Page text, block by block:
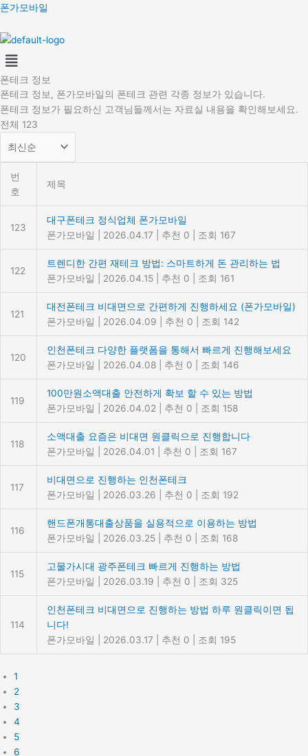
콘
츠
로
건
너
뛰
기
폰가모바일
Menu
폰테크 정보
폰테크 정보, 폰가모바일의 폰테크 관련 각종 정보가 있습니다.
폰테크 정보가 필요하신 고객님들께서는 자료실 내용을 확인해보세요.
전체 123
번
호
제목
123
대구폰테크 정식업체 폰가모바일
폰가모바일
2026.04.17 추천 0 조회 167
122
트렌디한 간편 재테크 방법: 스마트하게 돈 관리하는 법
폰가모바일
2026.04.15 추천 0 조회 161
121
대전폰테크 비대면으로 간편하게 진행하세요 (폰가모바일)
폰가모바일
2026.04.09 추천 0 조회 142
120
인천폰테크 다양한 플랫폼을 통해서 빠르게 진행해보세요
폰가모바일
2026.04.08 추천 0 조회 146
119
100만원소액대출 안전하게 확보 할 수 있는 방법
폰가모바일
2026.04.02 추천 0 조회 158
118
소액대출 요즘은 비대면 원클릭으로 진행합니다
폰가모바일
2026.04.01 추천 0 조회 167
117
비대면으로 진행하는 인천폰테크
폰가모바일
2026.03.26 추천 0 조회 192
116
핸드폰개통대출상품을 실용적으로 이용하는 방법
폰가모바일
2026.03.25 추천 0 조회 168
115
고물가시대 광주폰테크 빠르게 진행하는 방법
폰가모바일
2026.03.19 추천 0 조회 325
114
인천폰테크 비대면으로 진행하는 방법 하루 원클릭이면 됩
니다!
폰가모바일
2026.03.17 추천 0 조회 195
1
2
3
4
5
6